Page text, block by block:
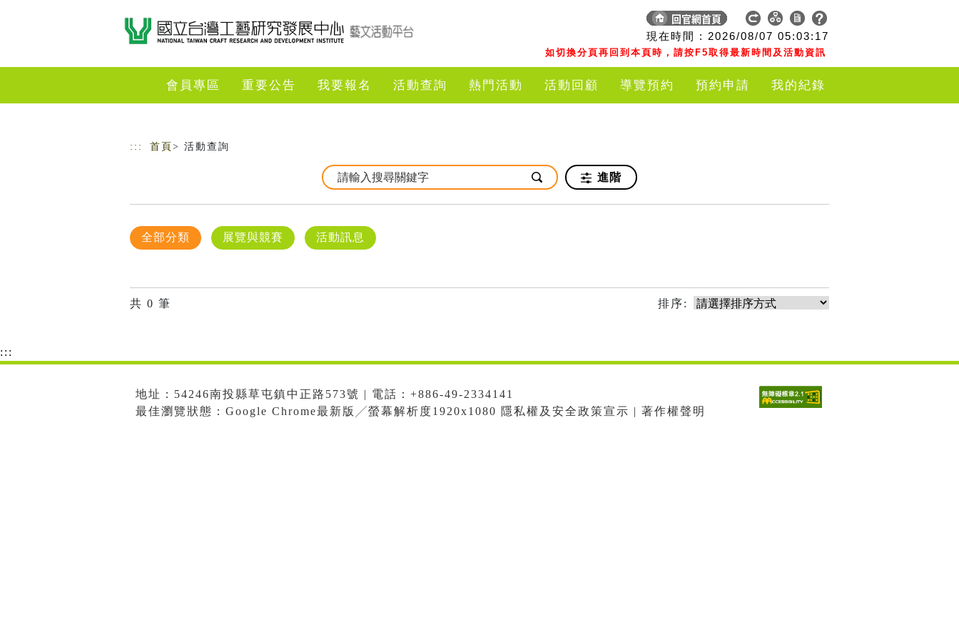
現在時間 : 2026/08/07 05:03:17
如切換分頁再回到本頁時，請按F5取得最新時間及活動資訊
會員專區 重要公告 我要報名 活動查詢 熱門活動 活動回顧 導覽預約 預約申請 我的紀錄
::: 首頁 > 活動查詢
進階
全部分類 展覽與競賽 活動訊息
共 0 筆 排序:
:::
地址：54246南投縣草屯鎮中正路573號 | 電話：+886-49-2334141
最佳瀏覽狀態：Google Chrome最新版╱螢幕解析度1920x1080 隱私權及安全政策宣示 | 著作權聲明